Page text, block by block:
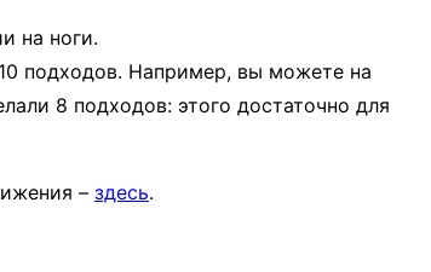
на ноги.
подходов. Например, вы можете на
8 подходов: этого достаточно для
– здесь.